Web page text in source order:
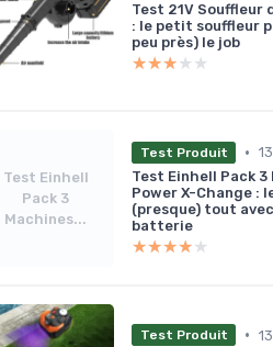
Test 21V Souffleur
: le petit souffleur
peu près) le job
★★★★★
★★★★★
Test Einhell
Pack 3
Machines...
Test Produit •
Test Einhell Pack 3
Power X-Change :
(presque) tout
batterie
★★★★★
★★★★★
Test Produit •